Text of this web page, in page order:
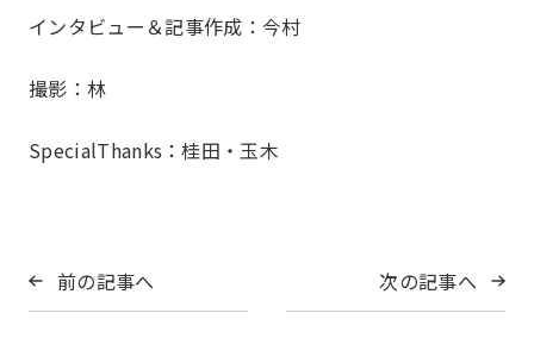
インタビュー＆記事作成：今村
撮影：林
SpecialThanks：桂田・玉木
前の記事へ 次の記事へ